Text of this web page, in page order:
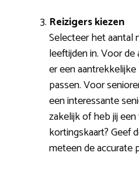
Reizigers kiezen
Selecteer het aantal
leeftijden in. Voor
er een
passen. Voor
een interessante
zakelijk of heb jij
kortingskaart? Geef
meteen de accurate